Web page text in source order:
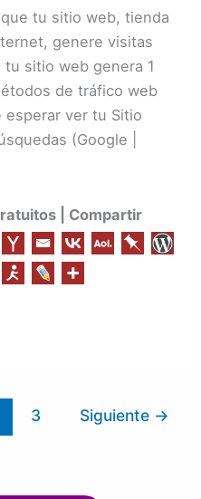
tu sitio web, tienda
genere visitas
tu sitio web genera 1
de tráfico web
esperar ver tu Sitio
(Google |
| Compartir
3 Siguiente →